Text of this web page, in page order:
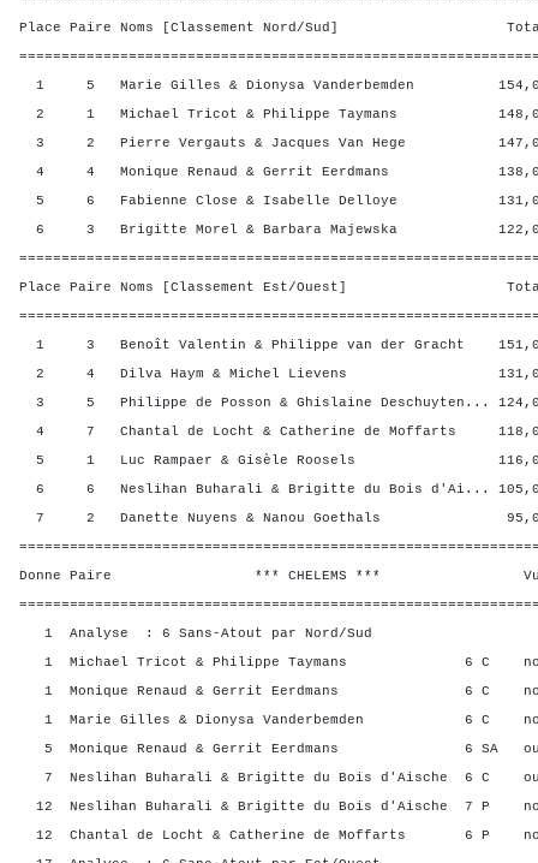
Place Paire Noms [Classement Nord/Sud] Total
1 5 Marie Gilles & Dionysa Vanderbemden 154,00
2 1 Michael Tricot & Philippe Taymans 148,00
3 2 Pierre Vergauts & Jacques Van Hege 147,00
4 4 Monique Renaud & Gerrit Eerdmans 138,00
5 6 Fabienne Close & Isabelle Delloye 131,00
6 3 Brigitte Morel & Barbara Majewska 122,00
Place Paire Noms [Classement Est/Ouest] Total
1 3 Benoît Valentin & Philippe van der Gracht
2 4 Dilva Haym & Michel Lievens 131,00
3 5 Philippe de Posson & Ghislaine Deschuyten...
4 7 Chantal de Locht & Catherine de Moffarts
5 1 Luc Rampaer & Gisèle Roosels 116,00
6 6 Neslihan Buharali & Brigitte du Bois d'Ai...
7 2 Danette Nuyens & Nanou Goethals 95,00
Donne Paire *** CHELEMS *** Vul?
1 Analyse : 6 Sans-Atout par Nord/Sud
1 Michael Tricot & Philippe Taymans 6 C
1 Monique Renaud & Gerrit Eerdmans 6 C
1 Marie Gilles & Dionysa Vanderbemden 6 C
5 Monique Renaud & Gerrit Eerdmans 6 SA
7 Neslihan Buharali & Brigitte du Bois d'Aische 6 C
12 Neslihan Buharali & Brigitte du Bois d'Aische 7 P
12 Chantal de Locht & Catherine de Moffarts 6 P